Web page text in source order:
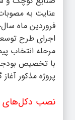
عنایت به
فروردین ماه
اجرای طرح
مرحله انتخاب
با تخصیص بودجه
پروژه مذکور آغاز
نصب دکل‌های